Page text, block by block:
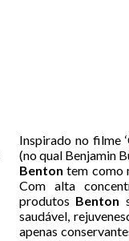
Inspirado no filme
(no qual Benjamin
Benton tem como
Com alta
produtos Benton
saudável,
apenas